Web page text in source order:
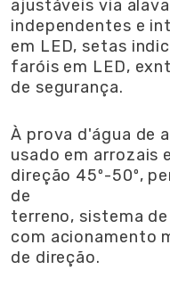
ajustáveis via
independentes e
em LED, setas
faróis em LED,
de segurança.
À prova d'água de
usado em arrozais
direção 45º-50º,
de
terreno, sistema
com acionamento
de direção.